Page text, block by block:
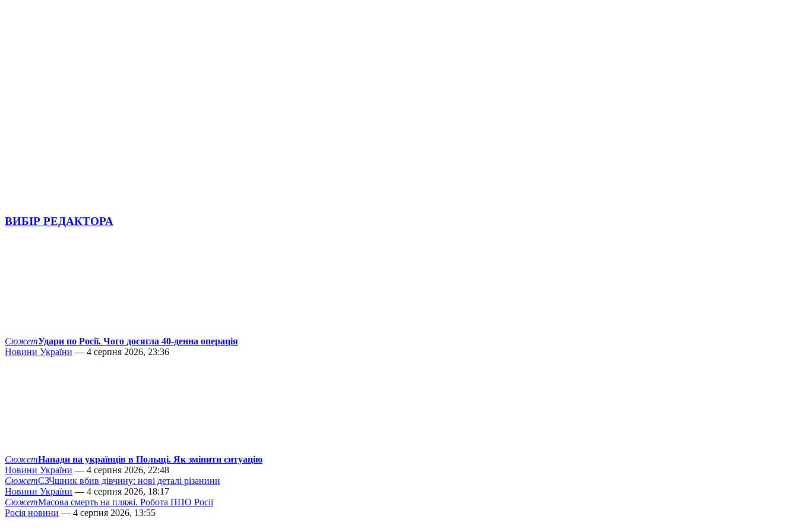
ВИБІР РЕДАКТОРА
СюжетУдари по Росії. Чого досягла 40-денна операція
Новини України — 4 серпня 2026, 23:36
СюжетНапади на українців в Польщі. Як змінити ситуацію
Новини України — 4 серпня 2026, 22:48
СюжетСЗЧшник вбив дівчину: нові деталі різанини
Новини України — 4 серпня 2026, 18:17
СюжетМасова смерть на пляжі. Робота ППО Росії
Росія новини — 4 серпня 2026, 13:55